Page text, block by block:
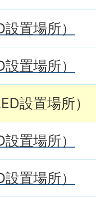
置場所）
置場所）
設置場所）
置場所）
置場所）